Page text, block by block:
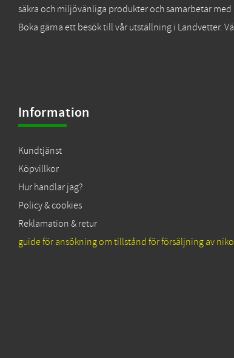
säkra och miljövänliga produkter och samarbetar
Boka gärna ett besök till vår utställning i Landvetter.
Information
Kundtjänst
Köpvillkor
Hur handlar jag?
Policy & cookies
Reklamation & retur
guide för ansökning om tillstånd för försäljning av